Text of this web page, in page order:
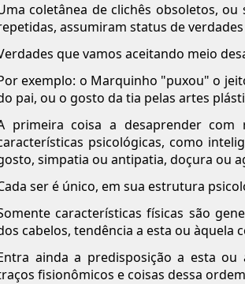
coletânea de clichês obsoletos,
assumiram status de
que vamos aceitando meio
exemplo: o Marquinho "puxou" o
pai, ou o gosto da tia pelas artes
primeira coisa a desaprender
psicológicas, como
simpatia ou antipatia, doçura ou
ser é único, em sua estrutura
características físicas são
cabelos, tendência a esta ou àquela
ainda a predisposição a esta
fisionômicos e coisas dessa